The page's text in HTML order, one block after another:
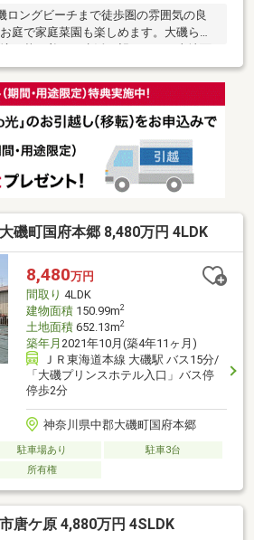
ロングビーチまで徒歩圏の雰囲気の良
庭で家庭菜園も楽しめます。大磯らし
物面積：201.29㎡ 約60.8坪
磯町国府本郷 8,480万円 4LDK
8,480万円
間取り 4LDK
建物面積150.99m2
土地面積652.13m2
築年月 2021年10月(築4年11ヶ月)
ＪＲ東海道本線 大磯駅 バス15分/
「大磯プリンスホテル入口」バス停
停歩2分
神奈川県中郡大磯町国府本郷
駐車場あり
駐車3台
所有権
唐ケ原 4,880万円 4SLDK